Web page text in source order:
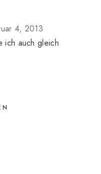
4, 2013
ich auch gleich